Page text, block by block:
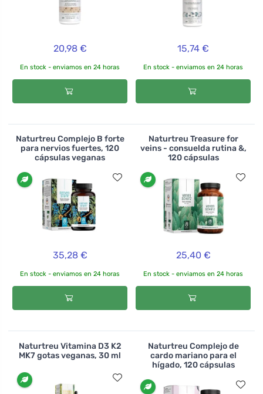
20,98 €
En stock - enviamos en 24 horas
15,74 €
En stock - enviamos en 24 horas
Naturtreu Complejo B forte
para nervios fuertes, 120
cápsulas veganas
35,28 €
En stock - enviamos en 24 horas
Naturtreu Treasure for
veins - consuelda rutina &,
120 cápsulas
25,40 €
En stock - enviamos en 24 horas
Naturtreu Vitamina D3 K2
MK7 gotas veganas, 30 ml
Naturtreu Complejo de
cardo mariano para el
hígado, 120 cápsulas